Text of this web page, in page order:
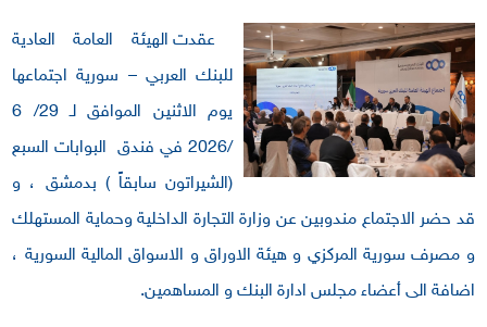
عقدت الهيئة العامة العادية
للبنك العربي – سورية اجتماعها
يوم الاثنين الموافق لـ 29/ 6
/2026 في فندق البوابات السبع
(الشيراتون سابقاً ) بدمشق ، و
قد حضر الاجتماع مندوبين عن وزارة التجارة الداخلية وحماية المستهلك
و مصرف سورية المركزي و هيئة الاوراق و الاسواق المالية السورية ،
اضافة الى أعضاء مجلس ادارة البنك و المساهمين.